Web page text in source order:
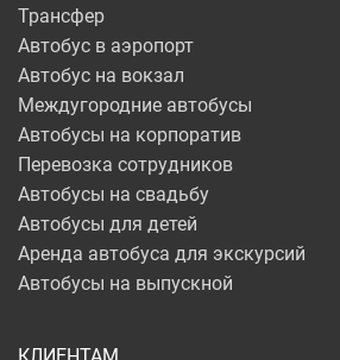
Трансфер
Автобус в аэропорт
Автобус на вокзал
Междугородние автобусы
Автобусы на корпоратив
Перевозка сотрудников
Автобусы на свадьбу
Автобусы для детей
Аренда автобуса для экскурсий
Автобусы на выпускной